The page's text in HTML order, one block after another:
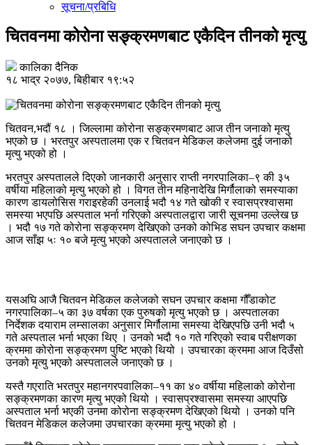
सूचना/प्रबिधि
चितवनमा कोरोना सङ्क्रमणबाट एकैदिन तीनको मृत्यु
कालिका दैनिक
१८ भाद्र २०७७, बिहीबार १९:५२
चितवन,भदौं १८ । जिल्लामा कोरोना सङ्क्रमणबाट आज तीन जनाको मृत्यु
भएको छ । भरतपुर अस्पतालमा एक र चितवन मेडिकल कलेजमा दुई जनाको
मृत्यु भएको हो ।
भरतपुर अस्पतालले दिएको जानकारी अनुसार राप्ती नगरपालिका–९ की ३५
वर्षीया महिलाको मृत्यु भएको हो । विगत तीन महिनादेखि मिर्गौलाको समस्याका
कारण डायलोसिस गराइरहेकी उनलाई भदौ १४ गते खोकी र स्वासप्रश्वासमा
समस्या भएपछि अस्पताल भर्ना गरिएको अस्पतालद्वारा जारी सूचनमा उल्लेख छ
। भदौ १७ गते कोरोना सङ्क्रमण देखिएको उनको कोभिड सघन उपचार कक्षमा
आज साँझ ५ः १० बजे मृत्यु भएको अस्पतालले जनाएको छ ।
यसअघि आजै चितवन मेडिकल कलेजको सघन उपचार कक्षमा गौँडाकोट
नगरपालिका–५ का ३७ वर्षका एक पुरुषको मृत्यु भएको छ । अस्पतालका
निर्देशक दयाराम लम्सालका अनुसार मिर्गौलामा समस्या देखिएपछि उनी भदौ ५
गते अस्पताल भर्ना भएका थिए । उनको भदौ १० गते गरिएको स्वाब परीक्षणका
क्रममा कोरोना सङ्क्रमण पुष्टि भएको थियो । उपचारका क्रममा आज दिउँसो
उनको मृत्यु भएको अस्पतालले जनाएको छ ।
यस्तै गएराति भरतपुर महानगरपवालिका–११ का ४० वर्षीया महिलाको कोरोना
सङ्क्रमणका कारण मृत्यु भएको थियो । स्वासप्रश्वासमा समस्या आएपछि
अस्पताल भर्ना भएकी उनमा कोरोना सङ्क्रमण देखिएको थियो । उनको पनि
चितवन मेडिकल कलेजमा उपचारका क्रममा मृत्यु भएको हो ।